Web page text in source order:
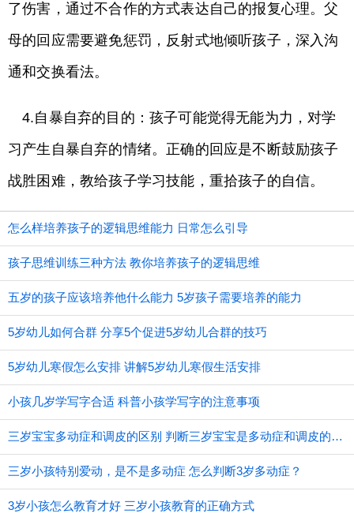
了伤害，通过不合作的方式表达自己的报复心理。父
母的回应需要避免惩罚，反射式地倾听孩子，深入沟
通和交换看法。
4.自暴自弃的目的：孩子可能觉得无能为力，对学
习产生自暴自弃的情绪。正确的回应是不断鼓励孩子
战胜困难，教给孩子学习技能，重拾孩子的自信。
怎么样培养孩子的逻辑思维能力 日常怎么引导
孩子思维训练三种方法 教你培养孩子的逻辑思维
五岁的孩子应该培养他什么能力 5岁孩子需要培养的能力
5岁幼儿如何合群 分享5个促进5岁幼儿合群的技巧
5岁幼儿寒假怎么安排 讲解5岁幼儿寒假生活安排
小孩几岁学写字合适 科普小孩学写字的注意事项
三岁宝宝多动症和调皮的区别 判断三岁宝宝是多动症和调皮的方法
三岁小孩特别爱动，是不是多动症 怎么判断3岁多动症？
3岁小孩怎么教育才好 三岁小孩教育的正确方式